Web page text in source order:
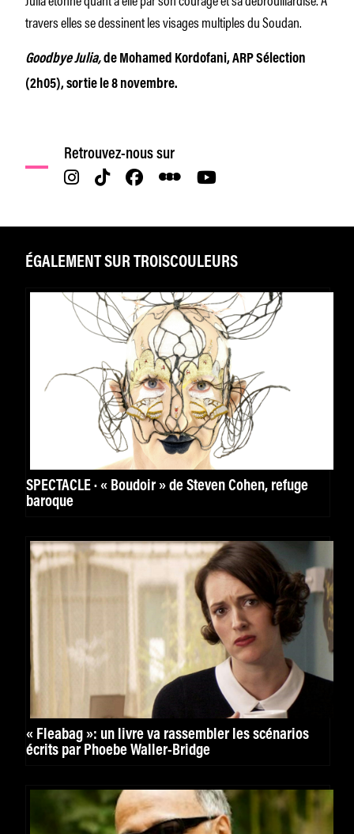
travers elles se dessinent les visages multiples du Soudan.
Goodbye Julia,de Mohamed Kordofani, ARP Sélection
(2h05), sortie le 8 novembre.
Retrouvez-nous sur
ÉGALEMENT SUR TROISCOULEURS
SPECTACLE · « Boudoir » de Steven Cohen, refuge
baroque
« Fleabag »: un livre va rassembler les scénarios
écrits par Phoebe Waller-Bridge